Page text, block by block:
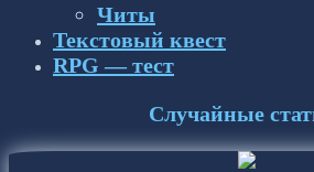
Читы
Текстовый квест
RPG — тест
Случайные